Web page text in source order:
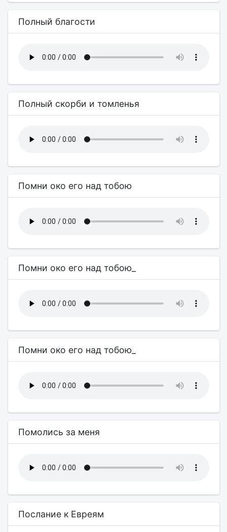
Полный благости
Полный скорби и томленья
Помни око его над тобою
Помни око его над тобою_
Помни око его над тобою_
Помолись за меня
Послание к Евреям